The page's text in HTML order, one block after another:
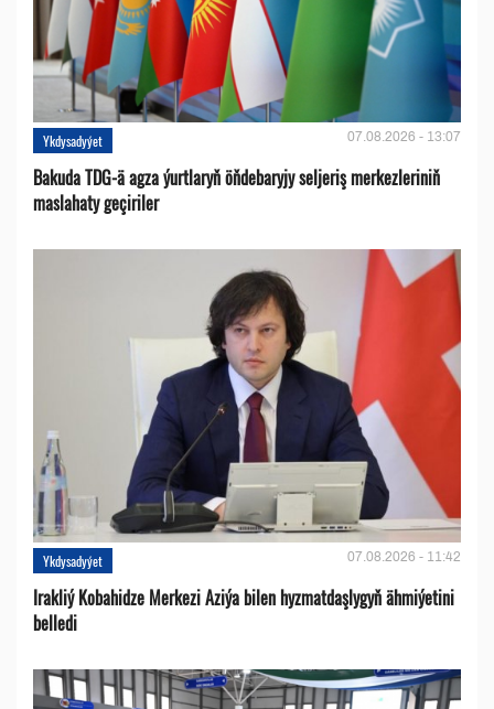
Ykdysadyýet 07.08.2026 - 13:07
Bakuda TDG-ä agza ýurtlaryň öňdebaryjy seljeriş merkezleriniň
maslahaty geçiriler
Ykdysadyýet 07.08.2026 - 11:42
Irakliý Kobahidze Merkezi Aziýa bilen hyzmatdaşlygyň ähmiýetini
belledi